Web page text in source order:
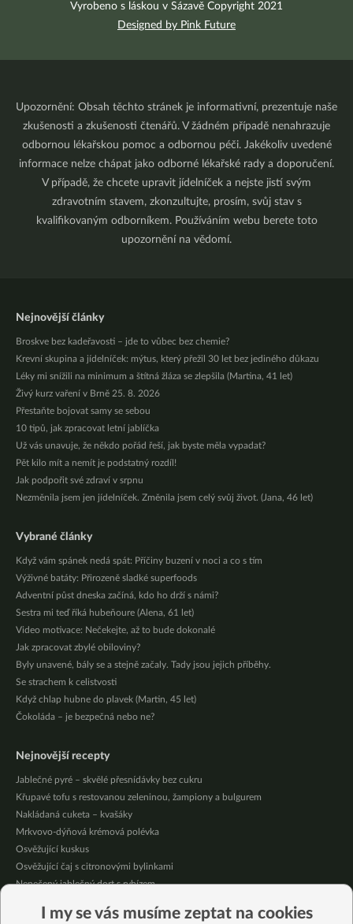
Vyrobeno s láskou v Sázavě Copyright 2021
Designed by Pink Future
Upozornění: Obsah těchto stránek je informativní, prezentuje naše
zkušenosti a zkušenosti čtenářů. V žádném případě nenahrazuje
odbornou lékařskou pomoc a odbornou péči. Jakékoliv uvedené
informace nelze chápat jako odborné lékařské rady a doporučení.
V případě, že chcete upravit jídelníček a nejste jistí svým
zdravotním stavem, zkonzultujte, prosím, svůj stav s
kvalifikovaným odborníkem. Používáním webu berete toto
upozornění na vědomí.
Nejnovější články
Broskve bez kadeřavosti – jde to vůbec bez chemie?
Krevní skupina a jídelníček: mýtus, který přežil 30 let bez jediného důkazu
Léky mi snížili na minimum a štítná žláza se zlepšila (Martina, 41 let)
Živý kurz vaření v Brně 25. 8. 2026
Přestaňte bojovat samy se sebou
10 tipů, jak zpracovat letní jablíčka
Už vás unavuje, že někdo pořád řeší, jak byste měla vypadat?
Pět kilo mít a nemít je podstatný rozdíl!
Jak podpořit své zdraví v srpnu
Nezměnila jsem jen jídelníček. Změnila jsem celý svůj život. (Jana, 46 let)
Vybrané články
Když vám spánek nedá spát: Příčiny buzení v noci a co s tím
Výživné batáty: Přirozeně sladké superfoods
Adventní půst dneska začíná, kdo ho drží s námi?
Sestra mi teď říká hubeňoure (Alena, 61 let)
Video motivace: Nečekejte, až to bude dokonalé
Jak zpracovat zbylé obiloviny?
Byly unavené, bály se a stejně začaly. Tady jsou jejich příběhy.
Se strachem k celistvosti
Když chlap hubne do plavek (Martin, 45 let)
Čokoláda – je bezpečná nebo ne?
Nejnovější recepty
Jablečné pyré – skvělé přesnídávky bez cukru
Křupavé tofu s restovanou zeleninou, žampiony a bulgurem
Nakládaná cuketa – kvašáky
Mrkvovo-dýňová krémová polévka
Osvěžující kuskus
Osvěžující čaj s citronovými bylinkami
Nepečený jablečný dort s rybízem
Meruňky a jablka v citrónovém želé
I my se vás musíme zeptat na cookies